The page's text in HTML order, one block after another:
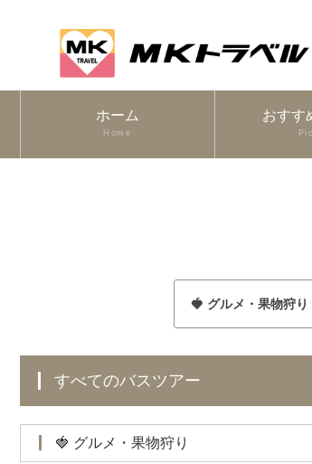
ホーム
Home
おすす
🍓 グルメ・果物狩り
すべてのバスツアー
🍓 グルメ・果物狩り